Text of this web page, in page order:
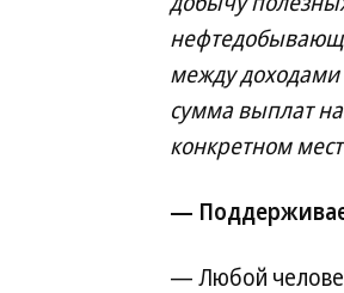
между
сумма выплат
конкретном
—
— Любой